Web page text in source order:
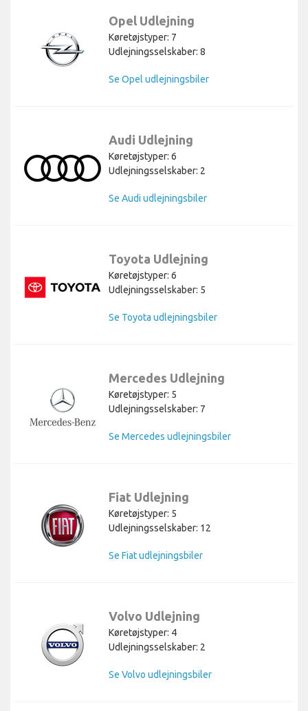
Opel Udlejning
Køretøjstyper: 7
Udlejningsselskaber: 8
Se Opel udlejningsbiler
Audi Udlejning
Køretøjstyper: 6
Udlejningsselskaber: 2
Se Audi udlejningsbiler
Toyota Udlejning
Køretøjstyper: 6
Udlejningsselskaber: 5
Se Toyota udlejningsbiler
Mercedes Udlejning
Køretøjstyper: 5
Udlejningsselskaber: 7
Se Mercedes udlejningsbiler
Fiat Udlejning
Køretøjstyper: 5
Udlejningsselskaber: 12
Se Fiat udlejningsbiler
Volvo Udlejning
Køretøjstyper: 4
Udlejningsselskaber: 2
Se Volvo udlejningsbiler